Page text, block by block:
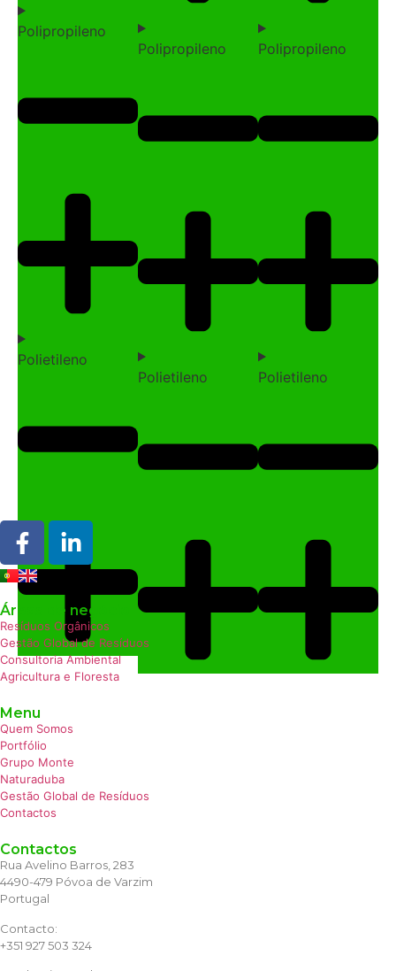
Polipropileno
Polietileno
Polipropileno
Polietileno
Polipropileno
Polietileno
Áreas de negócio
Resíduos Orgânicos
Gestão Global de Resíduos
Consultoria Ambiental
Agricultura e Floresta
Menu
Quem Somos
Portfólio
Grupo Monte
Naturaduba
Gestão Global de Resíduos
Contactos
Contactos
Rua Avelino Barros, 283
4490-479 Póvoa de Varzim
Portugal
Contacto:
+351 927 503 324